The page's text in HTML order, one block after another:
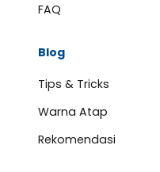
FAQ
Blog
Tips & Tricks
Warna Atap
Rekomendasi